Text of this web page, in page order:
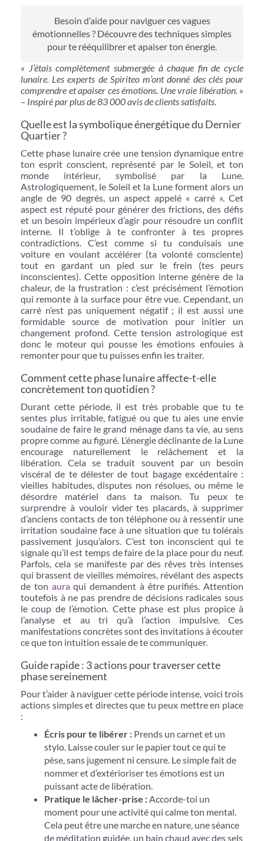
Besoin d’aide pour naviguer ces vagues
émotionnelles ? Découvre des techniques simples
pour te rééquilibrer et apaiser ton énergie.
« J’étais complètement submergée à chaque fin de cycle
lunaire. Les experts de Spiriteo m’ont donné des clés pour
comprendre et apaiser ces émotions. Une vraie libération. »
– Inspiré par plus de 83 000 avis de clients satisfaits.
Quelle est la symbolique énergétique du Dernier
Quartier ?
Cette phase lunaire crée une tension dynamique entre
ton esprit conscient, représenté par le Soleil, et ton
monde intérieur, symbolisé par la Lune.
Astrologiquement, le Soleil et la Lune forment alors un
angle de 90 degrés, un aspect appelé « carré ». Cet
aspect est réputé pour générer des frictions, des défis
et un besoin impérieux d’agir pour résoudre un conflit
interne. Il t’oblige à te confronter à tes propres
contradictions. C’est comme si tu conduisais une
voiture en voulant accélérer (ta volonté consciente)
tout en gardant un pied sur le frein (tes peurs
inconscientes). Cette opposition interne génère de la
chaleur, de la frustration : c’est précisément l’émotion
qui remonte à la surface pour être vue. Cependant, un
carré n’est pas uniquement négatif ; il est aussi une
formidable source de motivation pour initier un
changement profond. Cette tension astrologique est
donc le moteur qui pousse les émotions enfouies à
remonter pour que tu puisses enfin les traiter.
Comment cette phase lunaire affecte-t-elle
concrètement ton quotidien ?
Durant cette période, il est très probable que tu te
sentes plus irritable, fatigué ou que tu aies une envie
soudaine de faire le grand ménage dans ta vie, au sens
propre comme au figuré. L’énergie déclinante de la Lune
encourage naturellement le relâchement et la
libération. Cela se traduit souvent par un besoin
viscéral de te délester de tout bagage excédentaire :
vieilles habitudes, disputes non résolues, ou même le
désordre matériel dans ta maison. Tu peux te
surprendre à vouloir vider tes placards, à supprimer
d’anciens contacts de ton téléphone ou à ressentir une
irritation soudaine face à une situation que tu tolérais
passivement jusqu’alors. C’est ton inconscient qui te
signale qu’il est temps de faire de la place pour du neuf.
Parfois, cela se manifeste par des rêves très intenses
qui brassent de vieilles mémoires, révélant des aspects
de ton auraqui demandent à être purifiés. Attention
toutefois à ne pas prendre de décisions radicales sous
le coup de l’émotion. Cette phase est plus propice à
l’analyse et au tri qu’à l’action impulsive. Ces
manifestations concrètes sont des invitations à écouter
ce que ton intuition essaie de te communiquer.
Guide rapide : 3 actions pour traverser cette
phase sereinement
Pour t’aider à naviguer cette période intense, voici trois
actions simples et directes que tu peux mettre en place
:
Écris pour te libérer : Prends un carnet et un
stylo. Laisse couler sur le papier tout ce qui te
pèse, sans jugement ni censure. Le simple fait de
nommer et d’extérioriser tes émotions est un
puissant acte de libération.
Pratique le lâcher-prise :Accorde-toi un
moment pour une activité qui calme ton mental.
Cela peut être une marche en nature, une séance
de méditation guidée, un bain chaud avec des sels